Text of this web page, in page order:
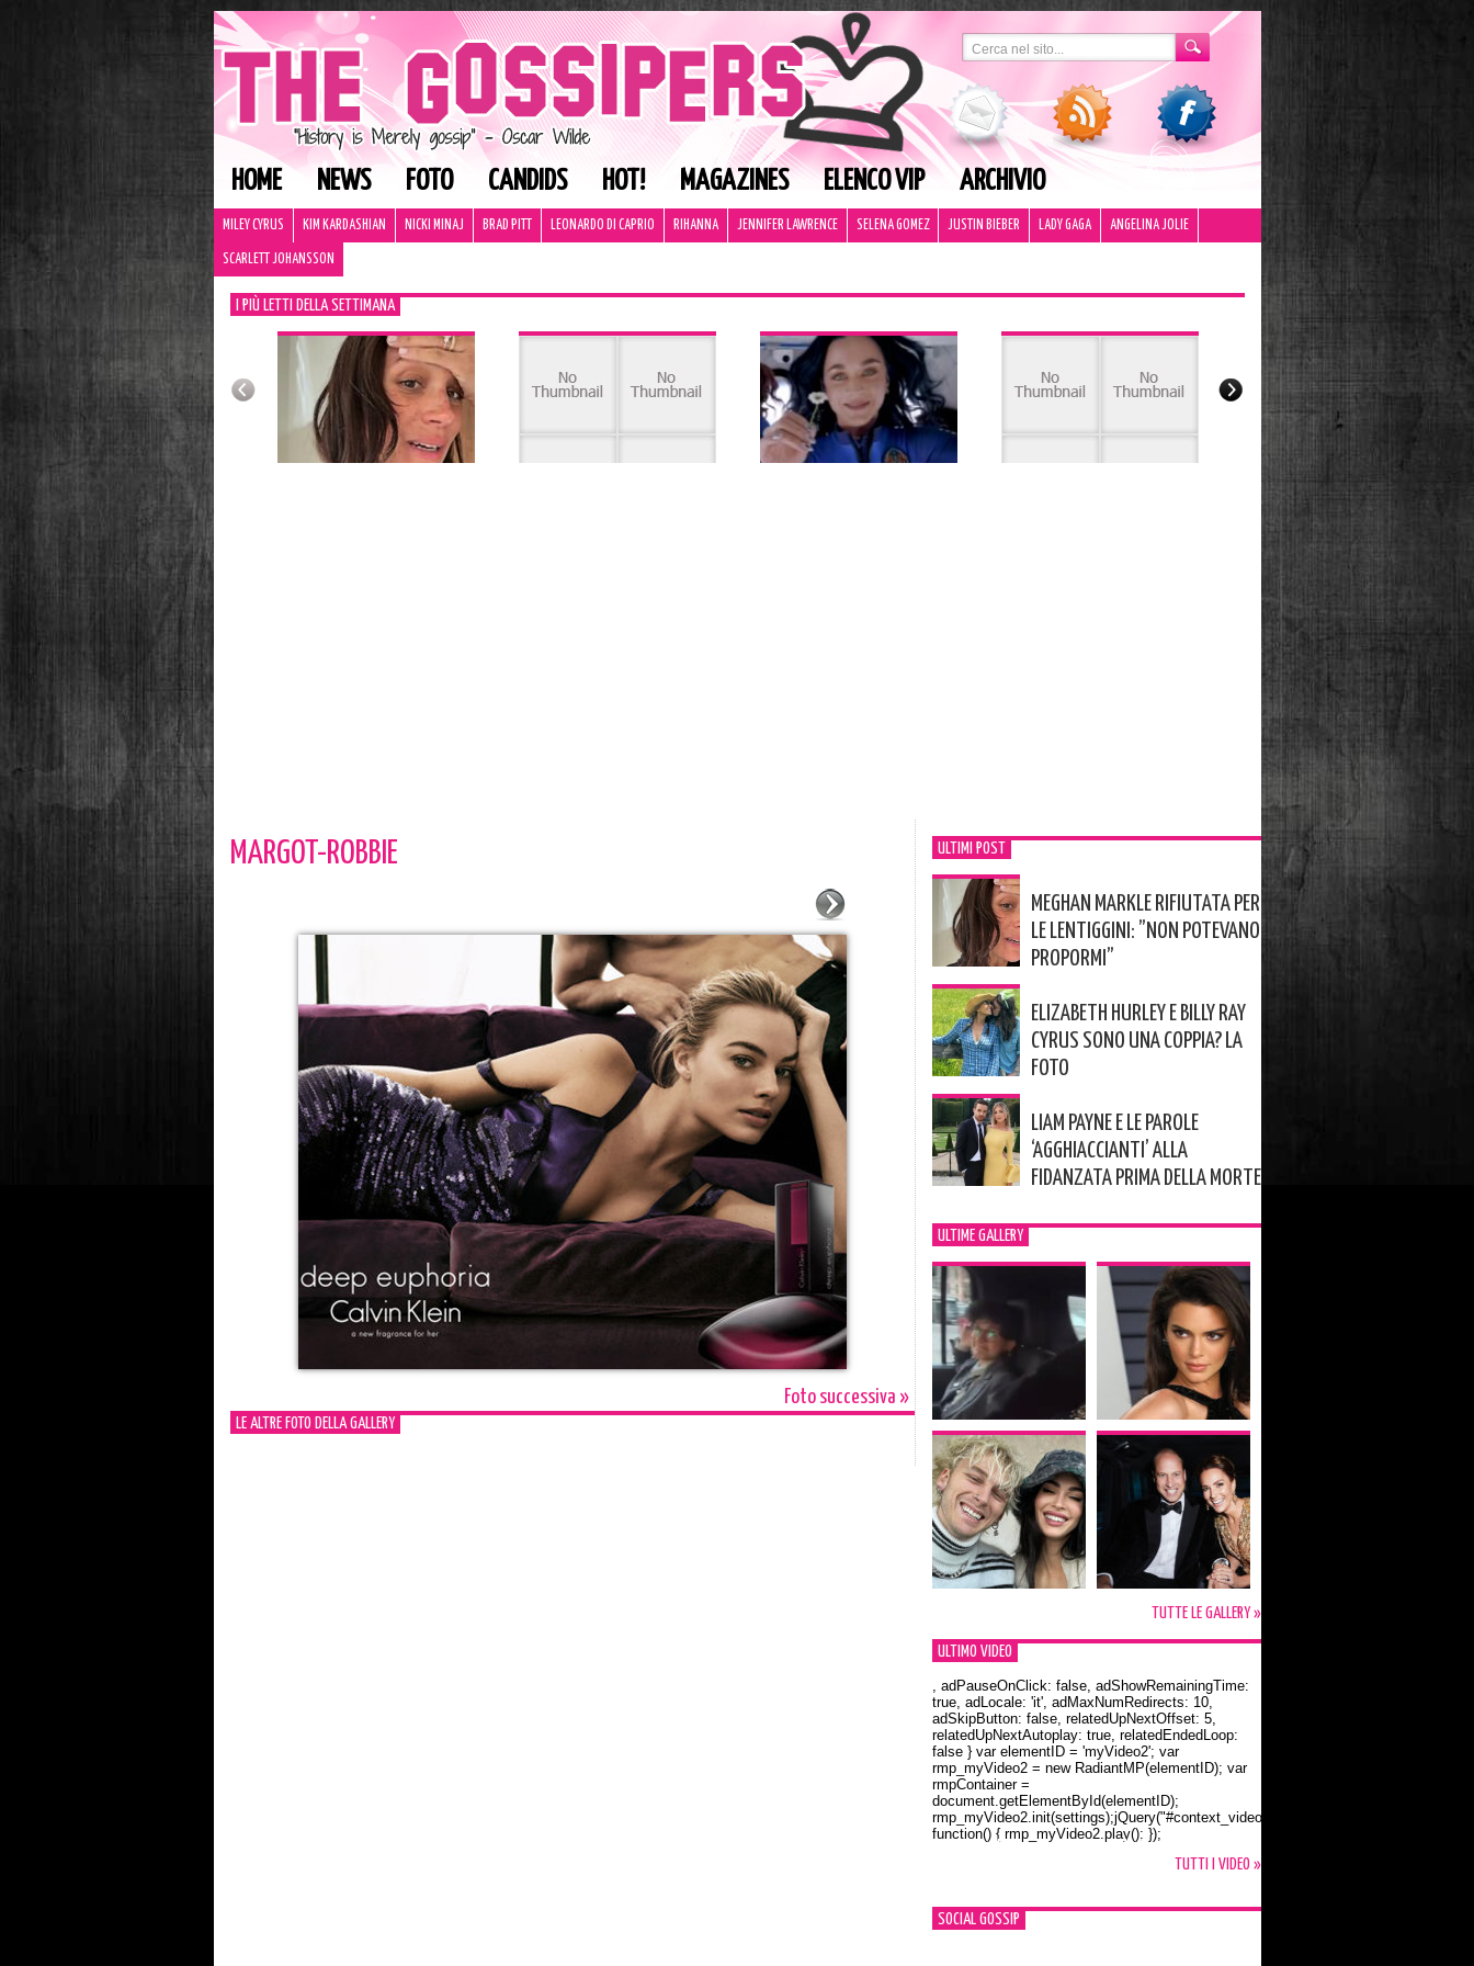
HOME NEWS FOTO CANDIDS HOT! MAGAZINES ELENCO VIP ARCHIVIO
MILEY CYRUS KIM KARDASHIAN NICKI MINAJ BRAD PITT LEONARDO DI CAPRIO RIHANNA JENNIFER LAWRENCE SELENA GOMEZ JUSTIN BIEBER LADY GAGA ANGELINA JOLIE
SCARLETT JOHANSSON
I PIÙ LETTI DELLA SETTIMANA
MARGOT-ROBBIE
Foto successiva »
LE ALTRE FOTO DELLA GALLERY
ULTIMI POST
MEGHAN MARKLE RIFIUTATA PER
LE LENTIGGINI: ”NON POTEVANO
PROPORMI”
ELIZABETH HURLEY E BILLY RAY
CYRUS SONO UNA COPPIA? LA
FOTO
LIAM PAYNE E LE PAROLE
‘AGGHIACCIANTI’ ALLA
FIDANZATA PRIMA DELLA MORTE
ULTIME GALLERY
TUTTE LE GALLERY »
ULTIMO VIDEO
Orlando Bloom e la t-shirt dedicata a Flynn
, adPauseOnClick: false, adShowRemainingTime:
true, adLocale: 'it', adMaxNumRedirects: 10,
adSkipButton: false, relatedUpNextOffset: 5,
relatedUpNextAutoplay: true, relatedEndedLoop:
false } var elementID = 'myVideo2'; var
rmp_myVideo2 = new RadiantMP(elementID); var
rmpContainer =
document.getElementById(elementID);
rmp_myVideo2.init(settings);jQuery("#context_video2").one("mouseover",
function() { rmp_myVideo2.play(); });
TUTTI I VIDEO »
SOCIAL GOSSIP